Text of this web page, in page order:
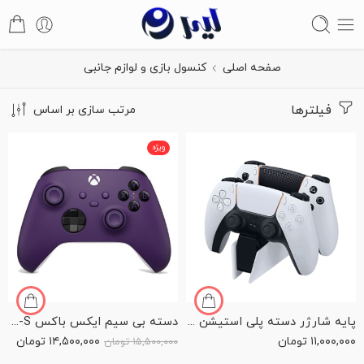
صفحه اصلی کنسول بازی و لوازم جانبی
فیلترها مرتب سازی بر اساس
پایه شارژر دسته پلی استیشن 5 مدل Dualsense Charging Station
۱۱,۰۰۰,۰۰۰ تومان
ویژه
دسته بی سیم ایکس باکس Series X-S رنگ Astral Purple
۱۵,۵۰۰,۰۰۰ تومان ۱۴,۵۰۰,۰۰۰ تومان